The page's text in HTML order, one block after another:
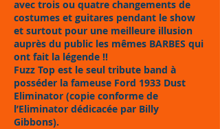
avec trois ou quatre changements de
costumes et guitares pendant le show
et surtout pour une meilleure illusion
auprès du public les mêmes BARBES qui
ont fait la légende !!
Fuzz Top est le seul tribute band à
posséder la fameuse Ford 1933 Dust
Eliminator (copie conforme de
l’Eliminator dédicacée par Billy
Gibbons).